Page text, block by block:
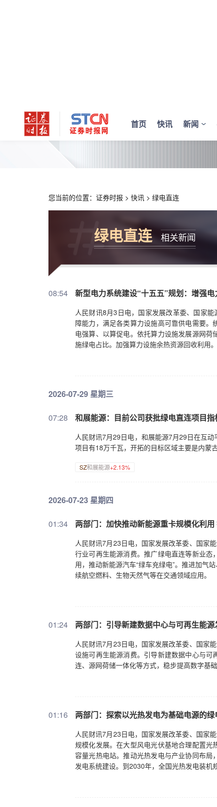
首页 快讯 新闻
您当前的位置： 证券时报 > 快讯 > 绿电直连
绿电直连 相关新闻
08:54 新型电力系统建设“十五五”规划：增强
人民财讯8月3日电，国家发展改革委、国家
障能力，满足各类算力设施高可靠供电需要
电强算、以算促电。依托算力设施发展源网
施绿电占比。加强算力设施余热资源回收利用。
2026-07-29 星期三
07:28 和展能源：目前公司获批绿电直连项目
人民财讯7月29日电，和展能源7月29日在互
项目有18万千瓦，开拓的目标区域主要是内蒙
SZ和展能源+2.13%
2026-07-23 星期四
01:34 两部门：加快推动新能源重卡规模化利
人民财讯7月23日电，国家发展改革委、国家
行业可再生能源消费。推广绿电直连等新业
用，推动新能源汽车“绿车充绿电”。推进加气
续航空燃料、生物天然气等在交通领域应用。
01:24 两部门：引导新建数据中心与可再生能
人民财讯7月23日电，国家发展改革委、国家
设施可再生能源消费。引导新建数据中心与
连、源网荷储一体化等方式，稳步提高数字基
01:16 两部门：探索以光热发电为基础电源的
人民财讯7月23日电，国家发展改革委、国家
规模化发展。在大型风电光伏基地合理配置
容量光热电站。推动光热发电与产业协同布
发电系统建设。到2030年，全国光热发电装机